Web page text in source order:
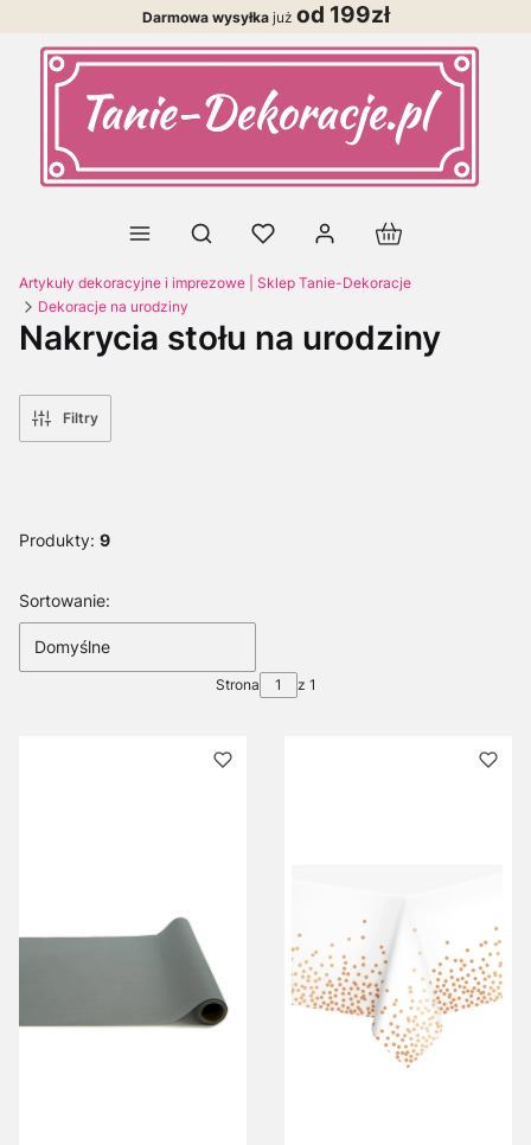
Darmowa wysyłkajuż od 199zł
Otwórz wyszukiwarkę Produkty w
Artykuły dekoracyjne i imprezowe | Sklep Tanie-Dekoracje
Dekoracje na urodziny
Nakrycia stołu na urodziny
Filtry
Produkty: 9
Lista produktów
Sortowanie:
Domyślne
Strona z 1